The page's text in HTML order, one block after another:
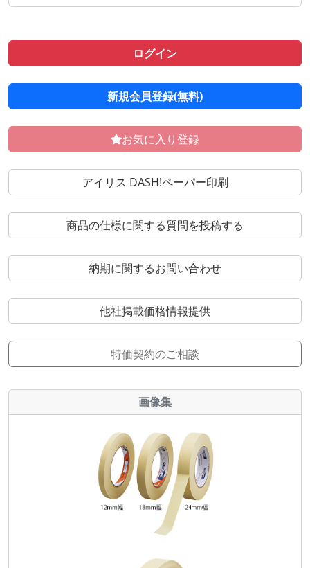
ログイン
新規会員登録(無料)
お気に入り登録
アイリス DASH!ペーパー印刷
商品の仕様に関する質問を投稿する
納期に関するお問い合わせ
他社掲載価格情報提供
特価契約のご相談
画像集